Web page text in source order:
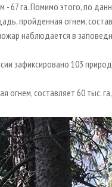
67 га. Помимо этого, по
пройденная огнем,
наблюдается в
зафиксировано 103
составляет 60 тыс.